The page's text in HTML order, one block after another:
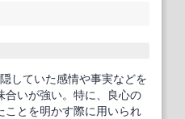
していた感情や事実などを
いが強い。特に、良心の
とを明かす際に用いられ